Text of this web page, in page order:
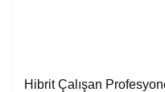
Hibrit Çalışan